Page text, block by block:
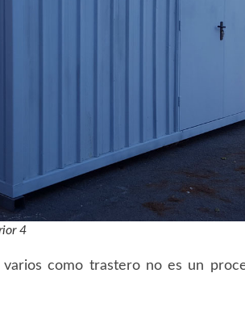
4
como trastero no es un